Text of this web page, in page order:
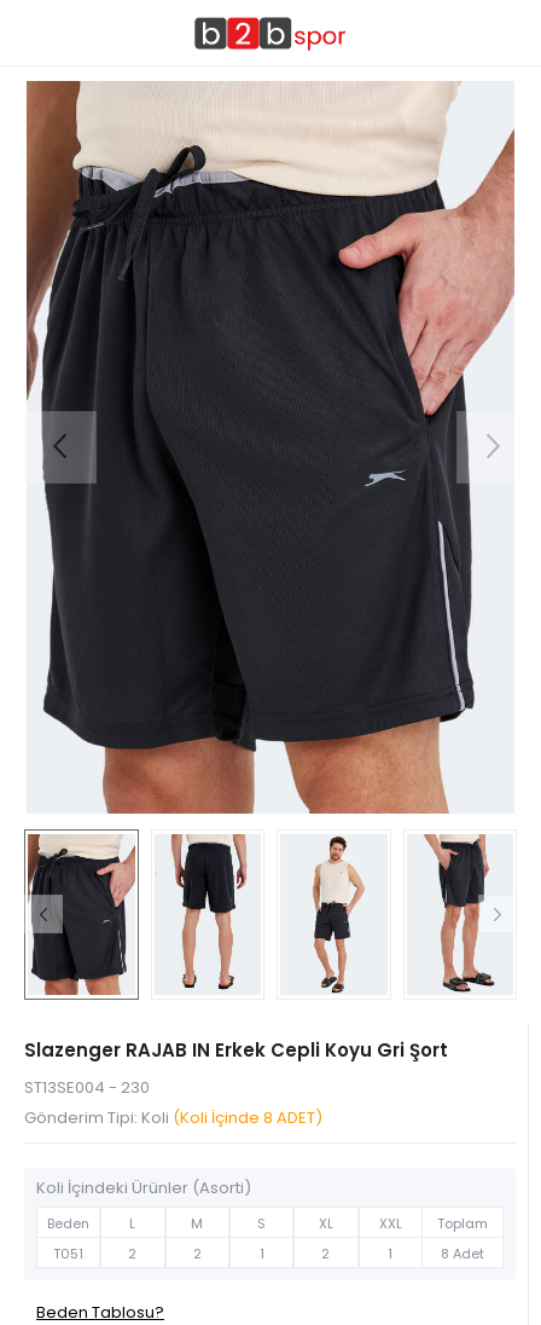
Slazenger RAJAB IN Erkek Cepli Koyu Gri Şort
ST13SE004 - 230
Gönderim Tipi: Koli (Koli İçinde 8 ADET)
Koli İçindeki Ürünler (Asorti)
Beden L M S XL XXL
Toplam
T051
2 2 1 2 1 8 Adet
Beden Tablosu?